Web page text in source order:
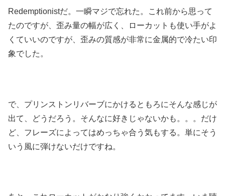
Redemptionistだ。一瞬マジで忘れた。これ前から思って
たのですが、歪み量の幅が広く、ローカットも使い手がよ
くていいのですが、歪みの質感が非常に金属的で冷たい印
象でした。
で、プリンストンリバーブにかけるともろにそんな感じが
出て、どうだろう。そんなに好きじゃないかも。。。だけ
ど、フレーズによってはめっちゃ合う気もする。単にそう
いう風に弾けないだけですね。